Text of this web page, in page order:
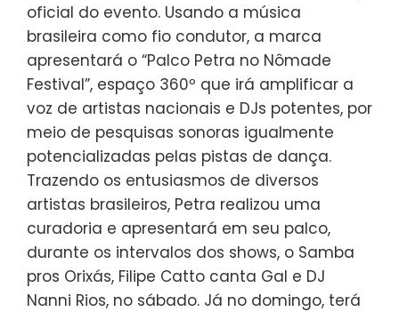
oficial do evento. Usando a música
brasileira como fio condutor, a marca
apresentará o “Palco Petra no Nômade
Festival”, espaço 360º que irá amplificar a
voz de artistas nacionais e DJs potentes, por
meio de pesquisas sonoras igualmente
potencializadas pelas pistas de dança.
Trazendo os entusiasmos de diversos
artistas brasileiros, Petra realizou uma
curadoria e apresentará em seu palco,
durante os intervalos dos shows, o Samba
pros Orixás, Filipe Catto canta Gal e DJ
Nanni Rios, no sábado. Já no domingo, terá